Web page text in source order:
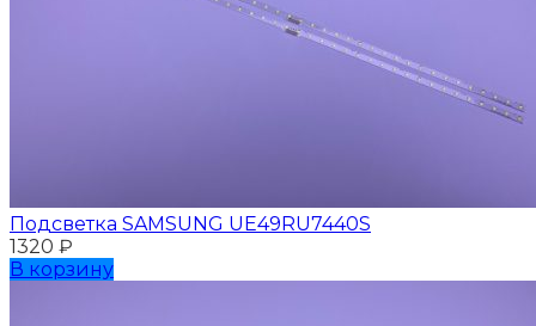
Подсветка SAMSUNG UЕ49RU7440S
1320 ₽
В корзину